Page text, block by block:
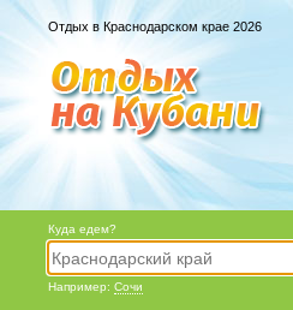
Отдых в Краснодарском крае 2026
Куда едем?
Например: Сочи